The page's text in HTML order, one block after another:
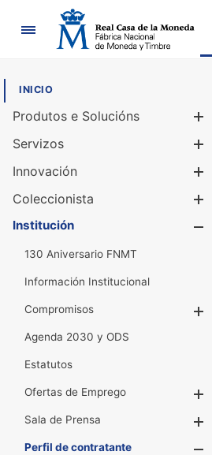
Navegación
INICIO
Produtos e Solucións
Servizos
Innovación
Coleccionista
Institución
130 Aniversario FNMT
Información Institucional
Compromisos
Agenda 2030 y ODS
Estatutos
Ofertas de Emprego
Sala de Prensa
Perfil de contratante